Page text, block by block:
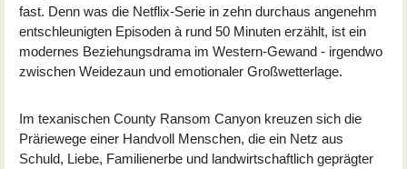
fast. Denn was die Netflix-Serie in zehn durchaus angenehm
entschleunigten Episoden à rund 50 Minuten erzählt, ist ein
modernes Beziehungsdrama im Western-Gewand - irgendwo
zwischen Weidezaun und emotionaler Großwetterlage.
Im texanischen County Ransom Canyon kreuzen sich die
Präriewege einer Handvoll Menschen, die ein Netz aus
Schuld, Liebe, Familienerbe und landwirtschaftlich geprägter